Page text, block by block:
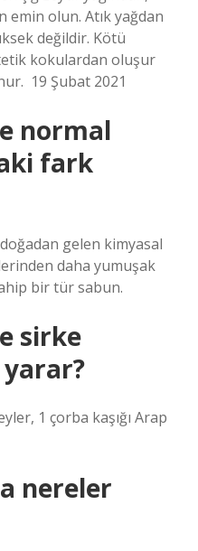
emin olun. Atık yağdan
değildir. Kötü
kokulardan oluşur
19 Şubat 2021
normal
fark
gelen kimyasal
daha yumuşak
bir tür sabun.
sirke
yarar?
1 çorba kaşığı Arap
nereler